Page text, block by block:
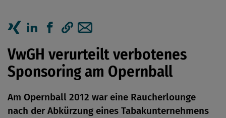
Seiteninhalt
Artikel auf Xing teilen
Artikel auf linkedIn teilen
Artikel auf Facebook teilen
Artikellink kopieren
Artikel per Mail teilen
VwGH verurteilt verbotenes
Sponsoring am Opernball
Am Opernball 2012 war eine Raucherlounge
nach der Abkürzung eines Tabakunternehmens